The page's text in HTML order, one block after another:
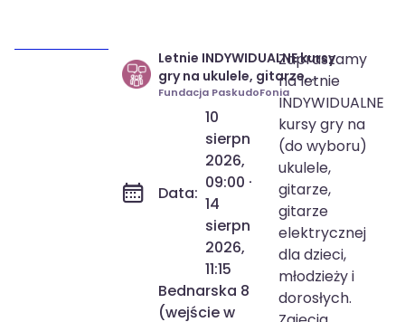
09:00
11:15
Letnie INDYWIDUALNE kursy
gry na ukulele, gitarze,
gitarze elektrycznej dla
dzieci/młodzieży/dorosłych
Fundacja PaskudoFonia
Data:
10
sierpnia
2026,
09:00 -
14
sierpnia
2026,
11:15
Bednarska 8
(wejście w
Zapraszamy
na letnie
INDYWIDUALNE
kursy gry na
(do wyboru)
ukulele,
gitarze,
gitarze
elektrycznej
dla dzieci,
młodzieży i
dorosłych.